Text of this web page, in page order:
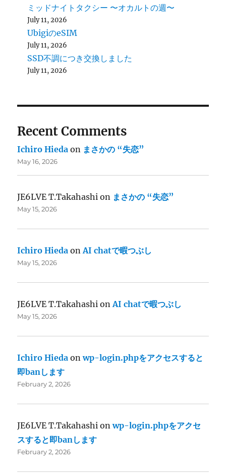
ミッドナイトタクシー 〜オカルトの週〜
July 11, 2026
UbigiのeSIM
July 11, 2026
SSD不調につき交換しました
July 11, 2026
Recent Comments
Ichiro Hieda on まさかの “失恋”
May 16, 2026
JE6LVE T.Takahashi on まさかの “失恋”
May 15, 2026
Ichiro Hieda onAI chatで暇つぶし
May 15, 2026
JE6LVE T.Takahashi onAI chatで暇つぶし
May 15, 2026
Ichiro Hieda onwp-login.phpをアクセスすると
即banします
February 2, 2026
JE6LVE T.Takahashi onwp-login.phpをアクセ
スすると即banします
February 2, 2026